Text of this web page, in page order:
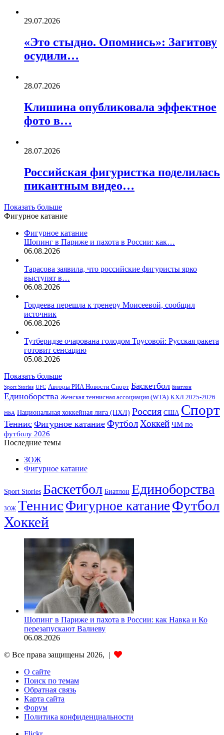
29.07.2026
«Это стыдно. Опомнись»: Загитову
осудили…
28.07.2026
Клишина опубликовала эффектное
фото в…
28.07.2026
Российская фигуристка поделилась
пикантным видео…
Показать больше
Фигурное катание
Фигурное катание
Шопинг в Париже и пахота в России: как…
06.08.2026
Тарасова заявила, что российские фигуристы ярко
выступят в…
06.08.2026
Гордеева перешла к тренеру Моисеевой, сообщил
источник
06.08.2026
Тутберидзе очарована голодом Трусовой: Русская ракета
готовит сенсацию
05.08.2026
Показать больше
Sport Stories UFC Авторы РИА Новости Спорт Баскетбол Биатлон
Единоборства Женская теннисная ассоциация (WTA) КХЛ 2025-2026
НБА Национальная хоккейная лига (НХЛ) Россия США Спорт
Теннис Фигурное катание Футбол Хоккей ЧМ по
футболу 2026
Последние темы
ЗОЖ
Фигурное катание
Sport Stories Баскетбол Биатлон Единоборства
ЗОЖ Теннис Фигурное катание Футбол
Хоккей
Шопинг в Париже и пахота в России: как Навка и Ко
перезапускают Валиеву
06.08.2026
© Все права защищены 2026, |
О сайте
Поиск по темам
Обратная связь
Карта сайта
Форум
Политика конфиденциальности